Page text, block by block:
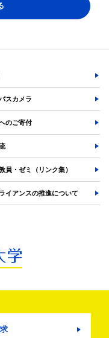
ジ
スカメラ
のご寄付
員・ゼミ（リンク集）
イアンスの推進について